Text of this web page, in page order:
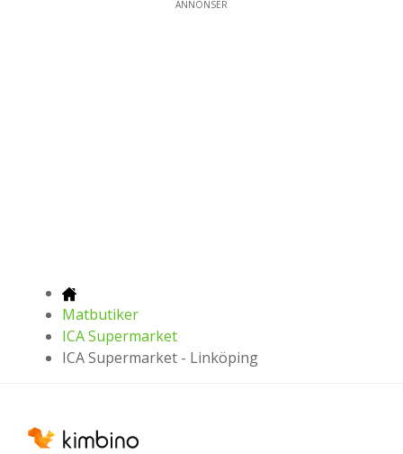
ANNONSER
Matbutiker
ICA Supermarket
ICA Supermarket - Linköping